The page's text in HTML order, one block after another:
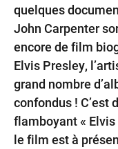
quelques
John Carpenter
encore de film
Elvis Presley,
grand nombre
confondus ! C’est
flamboyant « Elvis
le film est à